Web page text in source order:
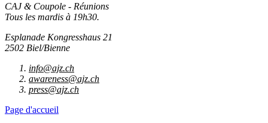
CAJ & Coupole - Réunions
Tous les mardis à 19h30.
Esplanade Kongresshaus 21
2502 Biel/Bienne
info@ajz.ch
awareness@ajz.ch
press@ajz.ch
Page d'accueil